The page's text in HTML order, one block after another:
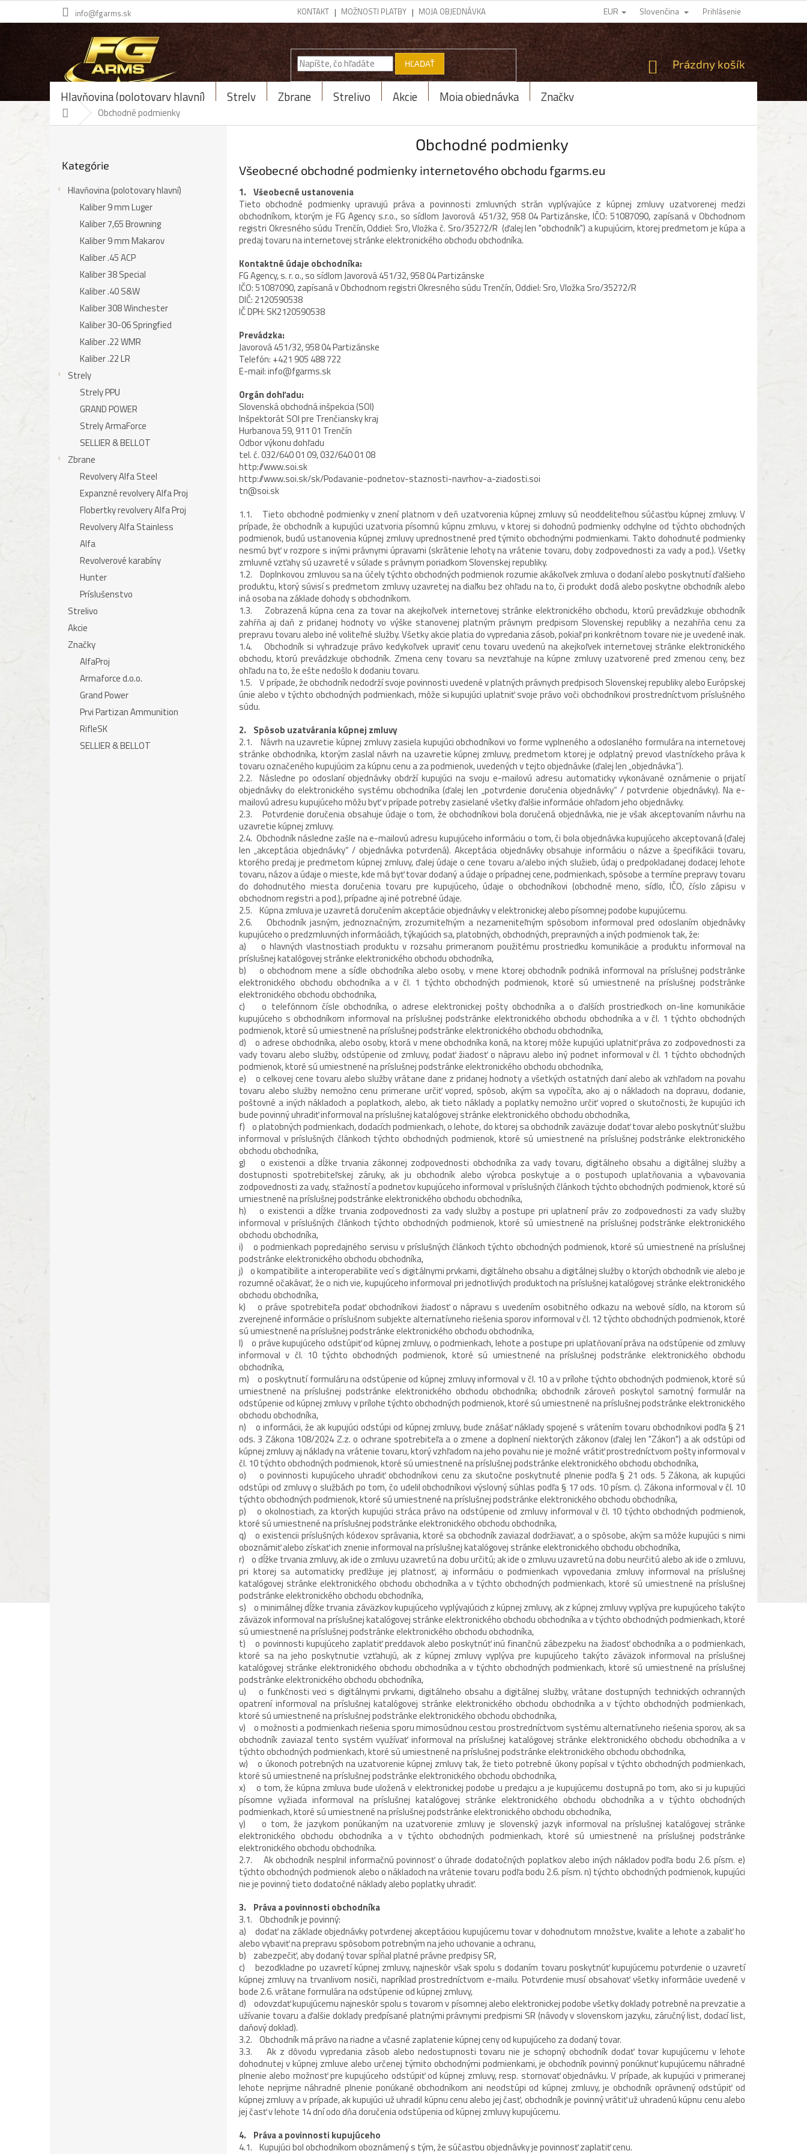
Prejsť
info@fgarms.sk KONTAKT MOŽNOSTI PLATBY MOJA OBJEDNÁVKA EUR Slovenčina Prihlásenie
HĽADAŤ
NÁKUPNÝ
KOŠÍK
Prázdny košík
Hlavňovina (polotovary hlavní) Strely Zbrane Strelivo Akcie Moja objednávka Značky
DomovObchodné podmienky
kategórie
Kategórie
Hlavňovina (polotovary hlavní)
Kaliber 9 mm Luger
Kaliber 7,65 Browning
Kaliber 9 mm Makarov
Kaliber .45 ACP
Kaliber 38 Special
Kaliber .40 S&W
Kaliber 308 Winchester
Kaliber 30-06 Springfied
Kaliber .22 WMR
Kaliber .22 LR
Strely
Strely PPU
GRAND POWER
Strely ArmaForce
SELLIER & BELLOT
Zbrane
Revolvery Alfa Steel
Expanzné revolvery Alfa Proj
Flobertky revolvery Alfa Proj
Revolvery Alfa Stainless
Alfa
Revolverové karabíny
Hunter
Príslušenstvo
Strelivo
Akcie
Značky
AlfaProj
Armaforce d.o.o.
Grand Power
Prvi Partizan Ammunition
RifleSK
SELLIER & BELLOT
Obchodné podmienky
Všeobecné obchodné podmienky internetového obchodu fgarms.eu
1. Všeobecné ustanovenia
Tieto obchodné podmienky upravujú práva a povinnosti zmluvných strán vyplývajúce z kúpnej zmluvy uzatvorenej medzi
obchodníkom, ktorým jeFG Agency s.r.o., so sídlom Javorová 451/32, 958 04 Partizánske, IČO: 51087090, zapísaná v Obchodnom
registri Okresného súdu Trenčín, Oddiel: Sro, Vložka č. Sro/35272/R (ďalej len "obchodník") a kupujúcim, ktorej predmetom je kúpa a
predaj tovaru na internetovej stránke elektronického obchodu obchodníka.
Kontaktné údaje obchodníka:
FG Agency, s. r. o.,so sídlom Javorová 451/32, 958 04 Partizánske
IČO:51087090, zapísaná v Obchodnom registri Okresného súdu Trenčín, Oddiel: Sro, VložkaSro/35272/R
DIČ: 2120590538
IČ DPH: SK2120590538
Prevádzka:
Javorová 451/32, 958 04 Partizánske
Telefón: +421 905 488 722
E-mail:info@fgarms.sk
Orgán dohľadu:
Slovenská obchodná inšpekcia (SOI)
Inšpektorát SOI pre Trenčiansky kraj
Hurbanova 59, 911 01 Trenčín
Odbor výkonu dohľadu
tel. č. 032/640 01 09, 032/640 01 08
http://www.soi.sk
http://www.soi.sk/sk/Podavanie-podnetov-staznosti-navrhov-a-ziadosti.soi
tn@soi.sk
1.1. Tieto obchodné podmienky v znení platnom v deň uzatvorenia kúpnej zmluvy sú neoddeliteľnou súčasťou kúpnej zmluvy. V
prípade, že obchodník a kupujúci uzatvoria písomnú kúpnu zmluvu, v ktorej si dohodnú podmienky odchylne od týchto obchodných
podmienok, budú ustanovenia kúpnej zmluvy uprednostnené pred týmito obchodnými podmienkami. Takto dohodnuté podmienky
nesmú byť v rozpore s inými právnymi úpravami (skrátenie lehoty na vrátenie tovaru, doby zodpovednosti za vady a pod.). Všetky
zmluvné vzťahy sú uzavreté v súlade s právnym poriadkom Slovenskej republiky.
1.2. Doplnkovou zmluvou sa na účely týchto obchodných podmienok rozumie akákoľvek zmluva o dodaní alebo poskytnutí ďalšieho
produktu, ktorý súvisí s predmetom zmluvy uzavretej na diaľku bez ohľadu na to, či produkt dodá alebo poskytne obchodník alebo
iná osoba na základe dohody s obchodníkom.
1.3. Zobrazená kúpna cena za tovar na akejkoľvek internetovej stránke elektronického obchodu, ktorú prevádzkuje obchodník
zahŕňa aj daň z pridanej hodnoty vo výške stanovenej platným právnym predpisom Slovenskej republiky a nezahŕňa cenu za
prepravu tovaru alebo iné voliteľné služby. Všetky akcie platia do vypredania zásob, pokiaľ pri konkrétnom tovare nie je uvedené inak.
1.4. Obchodník si vyhradzuje právo kedykoľvek upraviť cenu tovaru uvedenú na akejkoľvek internetovej stránke elektronického
obchodu, ktorú prevádzkuje obchodník. Zmena ceny tovaru sa nevzťahuje na kúpne zmluvy uzatvorené pred zmenou ceny, bez
ohľadu na to, že ešte nedošlo k dodaniu tovaru.
1.5. V prípade, že obchodník nedodrží svoje povinnosti uvedené v platných právnych predpisoch Slovenskej republiky alebo Európskej
únie alebo v týchto obchodných podmienkach, môže si kupujúci uplatniť svoje právo voči obchodníkovi prostredníctvom príslušného
súdu.
2. Spôsob uzatvárania kúpnej zmluvy
2.1. Návrh na uzavretie kúpnej zmluvy zasiela kupujúci obchodníkovi vo forme vyplneného a odoslaného formulára na internetovej
stránke obchodníka, ktorým zaslal návrh na uzavretie kúpnej zmluvy, predmetom ktorej je odplatný prevod vlastníckeho práva k
tovaru označeného kupujúcim za kúpnu cenu a za podmienok, uvedených v tejto objednávke (ďalej len „objednávka“).
2.2. Následne po odoslaní objednávky obdrží kupujúci na svoju e-mailovú adresu automaticky vykonávané oznámenie o prijatí
objednávky do elektronického systému obchodníka (ďalej len „potvrdenie doručenia objednávky“ / potvrdenie objednávky). Na e-
mailovú adresu kupujúceho môžu byť v prípade potreby zasielané všetky ďalšie informácie ohľadom jeho objednávky.
2.3. Potvrdenie doručenia obsahuje údaje o tom, že obchodníkovi bola doručená objednávka, nie je však akceptovaním návrhu na
uzavretie kúpnej zmluvy.
2.4. Obchodník následne zašle na e-mailovú adresu kupujúceho informáciu o tom, či bola objednávka kupujúceho akceptovaná (ďalej
len „akceptácia objednávky“ / objednávka potvrdená). Akceptácia objednávky obsahuje informáciu o názve a špecifikácii tovaru,
ktorého predaj je predmetom kúpnej zmluvy, ďalej údaje o cene tovaru a/alebo iných služieb, údaj o predpokladanej dodacej lehote
tovaru, názov a údaje o mieste, kde má byť tovar dodaný a údaje o prípadnej cene, podmienkach, spôsobe a termíne prepravy tovaru
do dohodnutého miesta doručenia tovaru pre kupujúceho, údaje o obchodníkovi (obchodné meno, sídlo, IČO, číslo zápisu v
obchodnom registri a pod.), prípadne aj iné potrebné údaje.
2.5. Kúpna zmluva je uzavretá doručením akceptácie objednávky v elektronickej alebo písomnej podobe kupujúcemu.
2.6. Obchodník jasným, jednoznačným, zrozumiteľným a nezameniteľným spôsobom informoval pred odoslaním objednávky
kupujúceho o predzmluvných informáciách, týkajúcich sa, platobných, obchodných, prepravných a iných podmienok tak, že:
a) o hlavných vlastnostiach produktu v rozsahu primeranom použitému prostriedku komunikácie a produktu informoval na
príslušnej katalógovej stránke elektronického obchodu obchodníka,
b) o obchodnom mene a sídle obchodníka alebo osoby, v mene ktorej obchodník podniká informoval na príslušnej podstránke
elektronického obchodu obchodníka a v čl. 1 týchto obchodných podmienok, ktoré sú umiestnené na príslušnej podstránke
elektronického obchodu obchodníka,
c) o telefónnom čísle obchodníka, o adrese elektronickej pošty obchodníka a o ďalších prostriedkoch on-line komunikácie
kupujúceho s obchodníkom informoval na príslušnej podstránke elektronického obchodu obchodníka a v čl. 1 týchto obchodných
podmienok, ktoré sú umiestnené na príslušnej podstránke elektronického obchodu obchodníka,
d) o adrese obchodníka, alebo osoby, ktorá v mene obchodníka koná, na ktorej môže kupujúci uplatniť práva zo zodpovednosti za
vady tovaru alebo služby, odstúpenie od zmluvy, podať žiadosť o nápravu alebo iný podnet informoval v čl. 1 týchto obchodných
podmienok, ktoré sú umiestnené na príslušnej podstránke elektronického obchodu obchodníka,
e) o celkovej cene tovaru alebo služby vrátane dane z pridanej hodnoty a všetkých ostatných daní alebo ak vzhľadom na povahu
tovaru alebo služby nemožno cenu primerane určiť vopred, spôsob, akým sa vypočíta, ako aj o nákladoch na dopravu, dodanie,
poštovné a iných nákladoch a poplatkoch, alebo, ak tieto náklady a poplatky nemožno určiť vopred o skutočnosti, že kupujúci ich
bude povinný uhradiť informoval na príslušnej katalógovej stránke elektronického obchodu obchodníka,
f) o platobných podmienkach, dodacích podmienkach, o lehote, do ktorej sa obchodník zaväzuje dodať tovar alebo poskytnúť službu
informoval v príslušných článkoch týchto obchodných podmienok, ktoré sú umiestnené na príslušnej podstránke elektronického
obchodu obchodníka,
g) o existencii a dĺžke trvania zákonnej zodpovednosti obchodníka za vady tovaru, digitálneho obsahu a digitálnej služby a
dostupnosti spotrebiteľskej záruky, ak ju obchodník alebo výrobca poskytuje a o postupoch uplatňovania a vybavovania
zodpovednosti za vady, sťažností a podnetov kupujúceho informoval v príslušných článkoch týchto obchodných podmienok, ktoré sú
umiestnené na príslušnej podstránke elektronického obchodu obchodníka,
h) o existencii a dĺžke trvania zodpovednosti za vady služby a postupe pri uplatnení práv zo zodpovednosti za vady služby
informoval v príslušných článkoch týchto obchodných podmienok, ktoré sú umiestnené na príslušnej podstránke elektronického
obchodu obchodníka,
i) o podmienkach popredajného servisu v príslušných článkoch týchto obchodných podmienok, ktoré sú umiestnené na príslušnej
podstránke elektronického obchodu obchodníka,
j) o kompatibilite a interoperabilite vecí s digitálnymi prvkami, digitálneho obsahu a digitálnej služby o ktorých obchodník vie alebo je
rozumné očakávať, že o nich vie, kupujúceho informoval pri jednotlivých produktoch na príslušnej katalógovej stránke elektronického
obchodu obchodníka,
k) o práve spotrebiteľa podať obchodníkovi žiadosť o nápravu s uvedením osobitného odkazu na webové sídlo, na ktorom sú
zverejnené informácie o príslušnom subjekte alternatívneho riešenia sporov informoval v čl. 12 týchto obchodných podmienok, ktoré
sú umiestnené na príslušnej podstránke elektronického obchodu obchodníka,
l) o práve kupujúceho odstúpiť od kúpnej zmluvy, o podmienkach, lehote a postupe pri uplatňovaní práva na odstúpenie od zmluvy
informoval v čl. 10 týchto obchodných podmienok, ktoré sú umiestnené na príslušnej podstránke elektronického obchodu
obchodníka,
m) o poskytnutí formuláru na odstúpenie od kúpnej zmluvy informoval v čl. 10 a v prílohe týchto obchodných podmienok, ktoré sú
umiestnené na príslušnej podstránke elektronického obchodu obchodníka; obchodník zároveň poskytol samotný formulár na
odstúpenie od kúpnej zmluvy v prílohe týchto obchodných podmienok, ktoré sú umiestnené na príslušnej podstránke elektronického
obchodu obchodníka,
n) o informácii, že ak kupujúci odstúpi od kúpnej zmluvy, bude znášať náklady spojené s vrátením tovaru obchodníkovi podľa § 21
ods. 3 Zákona 108/2024 Z.z. o ochrane spotrebiteľa a o zmene a doplnení niektorých zákonov (ďalej len "Zákon") a ak odstúpi od
kúpnej zmluvy aj náklady na vrátenie tovaru, ktorý vzhľadom na jeho povahu nie je možné vrátiť prostredníctvom pošty informoval v
čl. 10 týchto obchodných podmienok, ktoré sú umiestnené na príslušnej podstránke elektronického obchodu obchodníka,
o) o povinnosti kupujúceho uhradiť obchodníkovi cenu za skutočne poskytnuté plnenie podľa § 21 ods. 5 Zákona, ak kupujúci
odstúpi od zmluvy o službách po tom, čo udelil obchodníkovi výslovný súhlas podľa § 17 ods. 10 písm. c). Zákona informoval v čl. 10
týchto obchodných podmienok, ktoré sú umiestnené na príslušnej podstránke elektronického obchodu obchodníka,
p) o okolnostiach, za ktorých kupujúci stráca právo na odstúpenie od zmluvy informoval v čl. 10 týchto obchodných podmienok,
ktoré sú umiestnené na príslušnej podstránke elektronického obchodu obchodníka,
q) o existencii príslušných kódexov správania, ktoré sa obchodník zaviazal dodržiavať, a o spôsobe, akým sa môže kupujúci s nimi
oboznámiť alebo získať ich znenie informoval na príslušnej katalógovej stránke elektronického obchodu obchodníka,
r) o dĺžke trvania zmluvy, ak ide o zmluvu uzavretú na dobu určitú; ak ide o zmluvu uzavretú na dobu neurčitú alebo ak ide o zmluvu,
pri ktorej sa automaticky predlžuje jej platnosť, aj informáciu o podmienkach vypovedania zmluvy informoval na príslušnej
katalógovej stránke elektronického obchodu obchodníka a v týchto obchodných podmienkach, ktoré sú umiestnené na príslušnej
podstránke elektronického obchodu obchodníka,
s) o minimálnej dĺžke trvania záväzkov kupujúceho vyplývajúcich z kúpnej zmluvy, ak z kúpnej zmluvy vyplýva pre kupujúceho takýto
záväzok informoval na príslušnej katalógovej stránke elektronického obchodu obchodníka a v týchto obchodných podmienkach, ktoré
sú umiestnené na príslušnej podstránke elektronického obchodu obchodníka,
t) o povinnosti kupujúceho zaplatiť preddavok alebo poskytnúť inú finančnú zábezpeku na žiadosť obchodníka a o podmienkach,
ktoré sa na jeho poskytnutie vzťahujú, ak z kúpnej zmluvy vyplýva pre kupujúceho takýto záväzok informoval na príslušnej
katalógovej stránke elektronického obchodu obchodníka a v týchto obchodných podmienkach, ktoré sú umiestnené na príslušnej
podstránke elektronického obchodu obchodníka,
u) o funkčnosti veci s digitálnymi prvkami, digitálneho obsahu a digitálnej služby, vrátane dostupných technických ochranných
opatrení informoval na príslušnej katalógovej stránke elektronického obchodu obchodníka a v týchto obchodných podmienkach,
ktoré sú umiestnené na príslušnej podstránke elektronického obchodu obchodníka,
v) o možnosti a podmienkach riešenia sporu mimosúdnou cestou prostredníctvom systému alternatívneho riešenia sporov, ak sa
obchodník zaviazal tento systém využívať informoval na príslušnej katalógovej stránke elektronického obchodu obchodníka a v
týchto obchodných podmienkach, ktoré sú umiestnené na príslušnej podstránke elektronického obchodu obchodníka,
w) o úkonoch potrebných na uzatvorenie kúpnej zmluvy tak, že tieto potrebné úkony popísal v týchto obchodných podmienkach,
ktoré sú umiestnené na príslušnej podstránke elektronického obchodu obchodníka,
x) o tom, že kúpna zmluva bude uložená v elektronickej podobe u predajcu a je kupujúcemu dostupná po tom, ako si ju kupujúci
písomne vyžiada informoval na príslušnej katalógovej stránke elektronického obchodu obchodníka a v týchto obchodných
podmienkach, ktoré sú umiestnené na príslušnej podstránke elektronického obchodu obchodníka,
y) o tom, že jazykom ponúkaným na uzatvorenie zmluvy je slovenský jazyk informoval na príslušnej katalógovej stránke
elektronického obchodu obchodníka a v týchto obchodných podmienkach, ktoré sú umiestnené na príslušnej podstránke
elektronického obchodu obchodníka.
2.7. Ak obchodník nesplnil informačnú povinnosť o úhrade dodatočných poplatkov alebo iných nákladov podľa bodu 2.6. písm. e)
týchto obchodných podmienok alebo o nákladoch na vrátenie tovaru podľa bodu 2.6. písm. n) týchto obchodných podmienok, kupujúci
nie je povinný tieto dodatočné náklady alebo poplatky uhradiť.
3. Práva a povinnosti obchodníka
3.1. Obchodník je povinný:
a) dodať na základe objednávky potvrdenej akceptáciou kupujúcemu tovar v dohodnutom množstve, kvalite a lehote a zabaliť ho
alebo vybaviť na prepravu spôsobom potrebným na jeho uchovanie a ochranu,
b) zabezpečiť, aby dodaný tovar spĺňal platné právne predpisy SR,
c) bezodkladne po uzavretí kúpnej zmluvy, najneskôr však spolu s dodaním tovaru poskytnúť kupujúcemu potvrdenie o uzavretí
kúpnej zmluvy na trvanlivom nosiči, napríklad prostredníctvom e-mailu. Potvrdenie musí obsahovať všetky informácie uvedené v
bode 2.6. vrátane formulára na odstúpenie od kúpnej zmluvy,
d) odovzdať kupujúcemu najneskôr spolu s tovarom v písomnej alebo elektronickej podobe všetky doklady potrebné na prevzatie a
užívanie tovaru a ďalšie doklady predpísané platnými právnymi predpismi SR (návody v slovenskom jazyku, záručný list, dodací list,
daňový doklad).
3.2. Obchodník má právo na riadne a včasné zaplatenie kúpnej ceny od kupujúceho za dodaný tovar.
3.3. Ak z dôvodu vypredania zásob alebo nedostupnosti tovaru nie je schopný obchodník dodať tovar kupujúcemu v lehote
dohodnutej v kúpnej zmluve alebo určenej týmito obchodnými podmienkami, je obchodník povinný ponúknuť kupujúcemu náhradné
plnenie alebo možnosť pre kupujúceho odstúpiť od kúpnej zmluvy, resp. stornovať objednávku. V prípade, ak kupujúci v primeranej
lehote neprijme náhradné plnenie ponúkané obchodníkom ani neodstúpi od kúpnej zmluvy, je obchodník oprávnený odstúpiť od
kúpnej zmluvy a v prípade, ak kupujúci už uhradil kúpnu cenu alebo jej časť, obchodník je povinný vrátiť už uhradenú kúpnu cenu alebo
jej časť v lehote 14 dní odo dňa doručenia odstúpenia od kúpnej zmluvy kupujúcemu.
4. Práva a povinnosti kupujúceho
4.1. Kupujúci bol obchodníkom oboznámený s tým, že súčasťou objednávky je povinnosť zaplatiť cenu.